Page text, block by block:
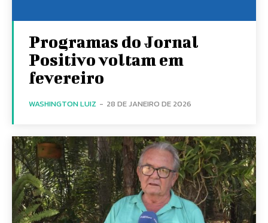
Programas do Jornal
Positivo voltam em
fevereiro
WASHINGTON LUIZ - 28 DE JANEIRO DE 2026